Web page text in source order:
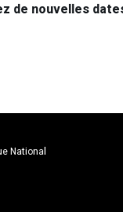
de nouvelles
National